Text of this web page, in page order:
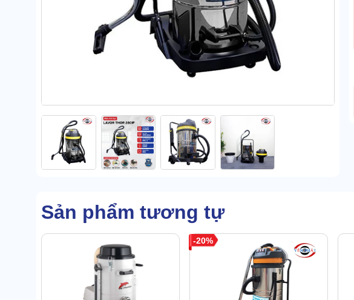
Sản phẩm tương tự
20